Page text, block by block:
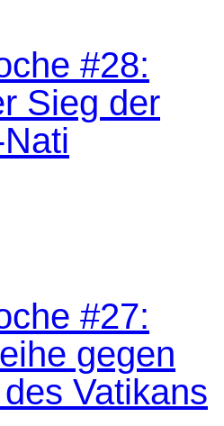
#28:
Sieg der
#27:
gegen
Vatikans